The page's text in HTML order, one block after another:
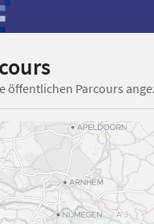
öffentlichen Parcours